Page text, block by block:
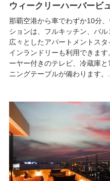
ウィークリーハーバービ
那覇空港から車でわずか10分
ションは、フルキッチン、バ
広々としたアパートメントス
インランドリーも利用できま
ーヤー付きのテレビ、冷蔵庫
ニングテーブルが備わります。...